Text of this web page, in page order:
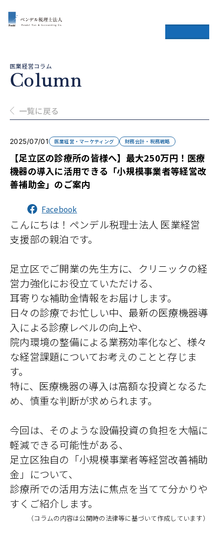
医業経営コラム
Column
一覧に戻る
2025/07/01 医業経営・マーケティング 財務会計・税務戦略
【足立区の診療所の皆様へ】最大250万円！医療
機器の導入に活用できる「小規模事業者等経営改
善補助金」のご案内
Facebook
こんにちは！ペンデル税理士法人 医業経営
支援部の親泊です。
足立区でご開業の先生方に、クリニックの経
営力強化にお役立ていただける、
耳寄りな補助金情報をお届けします。
日々の診療でお忙しい中、最新の医療機器導
入による診療レベルの向上や、
院内環境の整備による業務効率化など、様々
な経営課題についてお考えのことと存じま
す。
特に、医療機器の導入は高額な投資となるた
め、慎重な判断が求められます。
今回は、そのような設備投資の負担を大幅に
軽減できる可能性がある、
足立区独自の「小規模事業者等経営改善補助
金」について、
診療所での活用方法に焦点を当てて分かりや
すくご紹介します。
（コラムの内容は公開時の法律等に基づいて作成しています）